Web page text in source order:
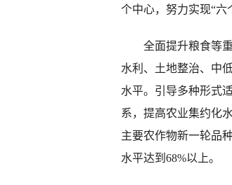
个中心，努力实现“六
全面提升粮食等重
水利、土地整治、中
水平。引导多种形式
系，提高农业集约化
主要农作物新一轮品
水平达到68%以上。